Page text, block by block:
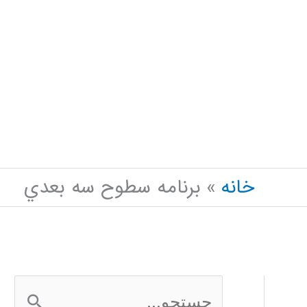
خانه
برنامه سطوح سه بعدي